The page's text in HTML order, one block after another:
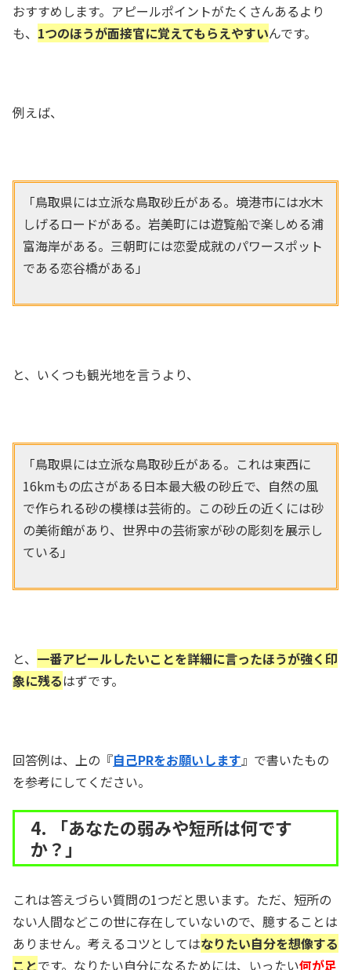
おすすめします。アピールポイントがたくさんあるより
も、 1つのほうが面接官に覚えてもらえやすいんです。
例えば、
「鳥取県には立派な鳥取砂丘がある。境港市には水木
しげるロードがある。岩美町には遊覧船で楽しめる浦
富海岸がある。三朝町には恋愛成就のパワースポット
である恋谷橋がある」
と、いくつも観光地を言うより、
「鳥取県には立派な鳥取砂丘がある。これは東西に
16kmもの広さがある日本最大級の砂丘で、自然の風
で作られる砂の模様は芸術的。この砂丘の近くには砂
の美術館があり、世界中の芸術家が砂の彫刻を展示し
ている」
と、 一番アピールしたいことを詳細に言ったほうが強く印
象に残るはずです。
回答例は、上の『自己PRをお願いします』で書いたもの
を参考にしてください。
4. 「あなたの弱みや短所は何です
か？」
これは答えづらい質問の1つだと思います。ただ、短所の
ない人間などこの世に存在していないので、臆することは
ありません。考えるコツとしてはなりたい自分を想像する
ことです。なりたい自分になるためには、いったい何が足